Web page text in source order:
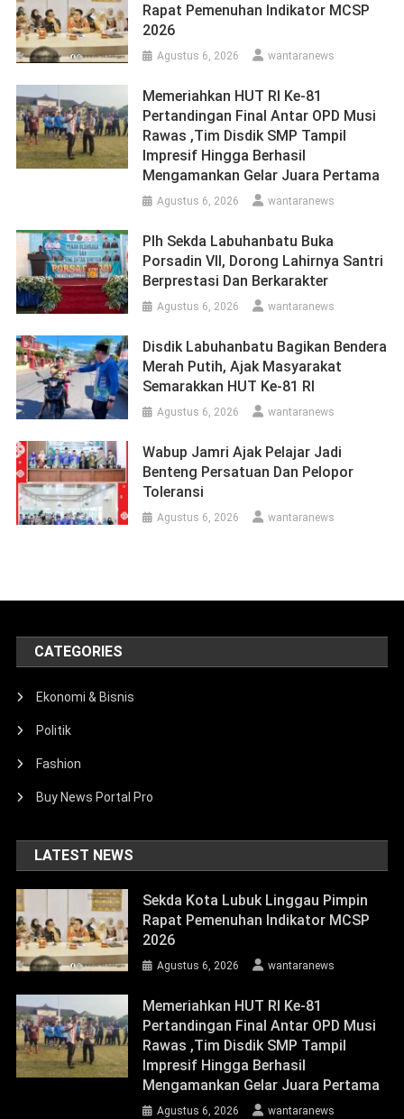
Rapat Pemenuhan Indikator MCSP
2026
Agustus 6, 2026 wantaranews
Memeriahkan HUT RI Ke-81
Pertandingan Final Antar OPD Musi
Rawas ,Tim Disdik SMP Tampil
Impresif Hingga Berhasil
Mengamankan Gelar Juara Pertama
Agustus 6, 2026 wantaranews
Plh Sekda Labuhanbatu Buka
Porsadin VII, Dorong Lahirnya Santri
Berprestasi Dan Berkarakter
Agustus 6, 2026 wantaranews
Disdik Labuhanbatu Bagikan Bendera
Merah Putih, Ajak Masyarakat
Semarakkan HUT Ke-81 RI
Agustus 6, 2026 wantaranews
Wabup Jamri Ajak Pelajar Jadi
Benteng Persatuan Dan Pelopor
Toleransi
Agustus 6, 2026 wantaranews
CATEGORIES
Ekonomi & Bisnis
Politik
Fashion
Buy News Portal Pro
LATEST NEWS
Sekda Kota Lubuk Linggau Pimpin
Rapat Pemenuhan Indikator MCSP
2026
Agustus 6, 2026 wantaranews
Memeriahkan HUT RI Ke-81
Pertandingan Final Antar OPD Musi
Rawas ,Tim Disdik SMP Tampil
Impresif Hingga Berhasil
Mengamankan Gelar Juara Pertama
Agustus 6, 2026 wantaranews